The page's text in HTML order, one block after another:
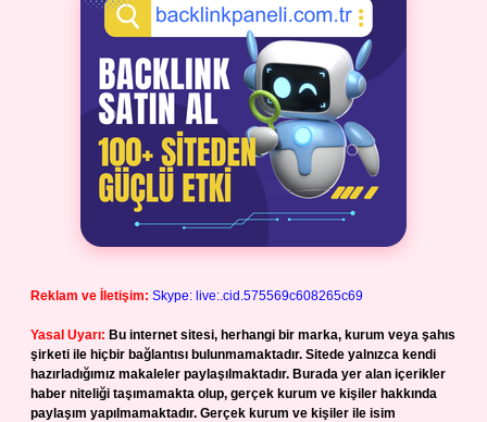
Reklam ve İletişim: Skype: live:.cid.575569c608265c69
Yasal Uyarı: Bu internet sitesi, herhangi bir marka, kurum veya şahıs
şirketi ile hiçbir bağlantısı bulunmamaktadır. Sitede yalnızca kendi
hazırladığımız makaleler paylaşılmaktadır. Burada yer alan içerikler
haber niteliği taşımamakta olup, gerçek kurum ve kişiler hakkında
paylaşım yapılmamaktadır. Gerçek kurum ve kişiler ile isim